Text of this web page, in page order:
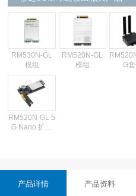
RM530N-GL
模组
RM520N-GL
模组
G
RM520N-GL 5
G Nano 扩展
产品详情 产品资料